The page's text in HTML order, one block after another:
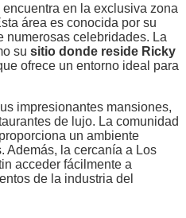
encuentra en la exclusiva zona
área es conocida por su
numerosas celebridades. La
su sitio donde reside Ricky
ofrece un entorno ideal para
impresionantes mansiones,
de lujo. La comunidad
un ambiente
Además, la cercanía a Los
acceder fácilmente a
de la industria del